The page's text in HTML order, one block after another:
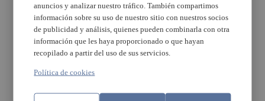
Albal invertirá casi
millón y medio de
euros para
semipeatonalizar,
modernizar y convertir
en accesible el centro
histórico
anuncios y analizar nuestro tráfico. También compartimos
información sobre su uso de nuestro sitio con nuestros socios
de publicidad y análisis, quienes pueden combinarla con otra
información que les haya proporcionado o que hayan
recopilado a partir del uso de sus servicios.
Política de cookies